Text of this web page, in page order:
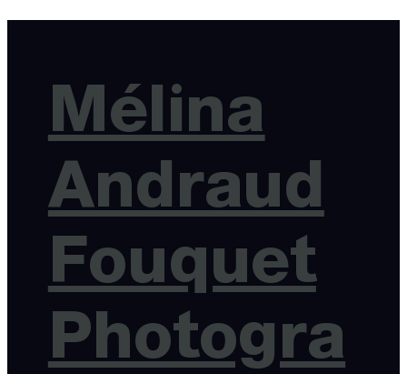
Mélina
Andraud
Fouquet
Photogra